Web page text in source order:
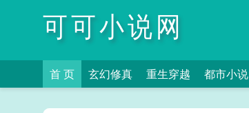
可可小说网
首 页 玄幻修真 重生穿越 都市小说